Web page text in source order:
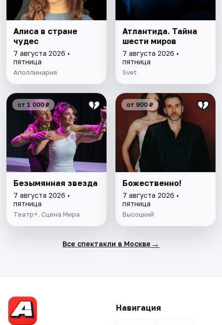
Алиса в стране
чудес
7 августа 2026 •
пятница
Аполлинария
Атлантида. Тайна
шести миров
7 августа 2026 •
пятница
Svet
от 1 000 ₽
Безымянная звезда
7 августа 2026 •
пятница
Театр+. Сцена Мира
от 900 ₽
Божественно!
7 августа 2026 •
пятница
Высоцкий
Все спектакли в Москве →
Навигация